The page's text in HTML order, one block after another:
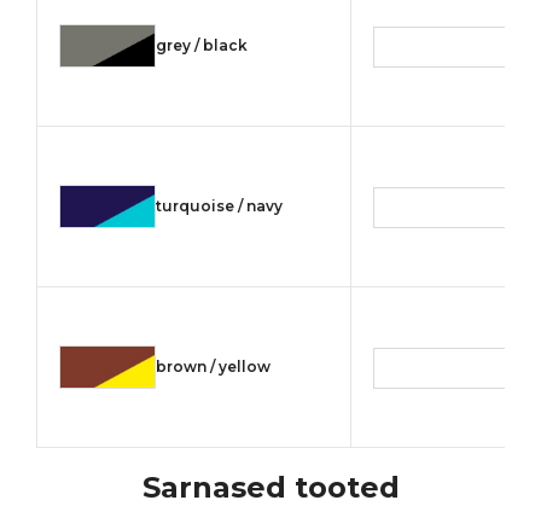
grey / black
turquoise / navy
brown / yellow
Sarnased tooted